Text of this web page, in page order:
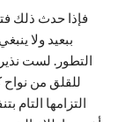
ببعيد ولا
التطور. لست
للقلق من نواح
التزامها